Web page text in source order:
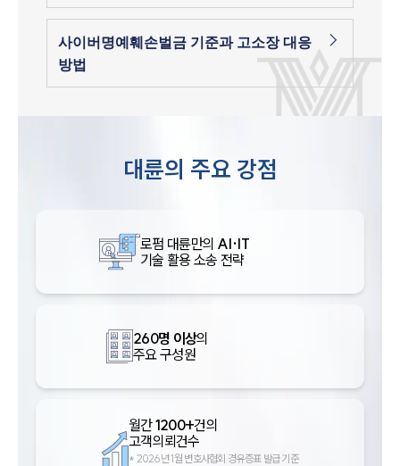
사이버명예훼손벌금 기준과 고소장 대응
방법
대륜의 주요 강점
로펌 대륜만의 AI·IT
기술 활용 소송 전략
260명 이상의
주요 구성원
월간1200+건의
고객의뢰건수
* 2026년 1월 변호사협회 경유증표 발급 기준